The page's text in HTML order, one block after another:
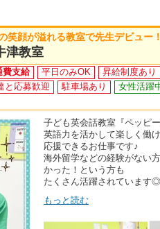
笑顔が溢れる教室で先生デビュー
津教室
費支給 平日のみOK 昇給制度あり
と応募歓迎 駐車場あり 女性活躍
子ども英会話教室『ペッピ
英語力を活かして楽しく働
応援できるお仕事です♪
海外留学などの経験がない
かった！という方も
たくさん活躍されています◎
もっと読む